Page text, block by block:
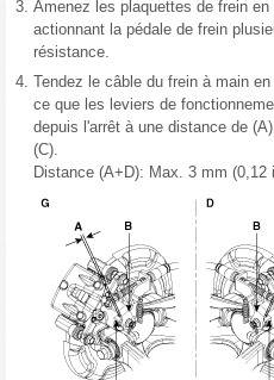
3. Amenez les plaquettes de frein
actionnant la pédale de frein
résistance.
4. Tendez le câble du frein à main
ce que les leviers de
depuis l'arrêt à une distance de
(C).
Distance (A+D): Max. 3 mm (0,12